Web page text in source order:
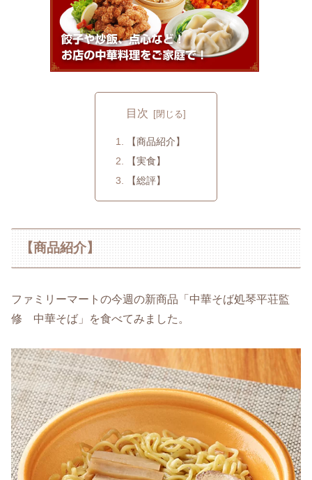
目次
【商品紹介】
【実食】
【総評】
【商品紹介】
ファミリーマートの今週の新商品「中華そば処琴平荘監
修 中華そば」を食べてみました。